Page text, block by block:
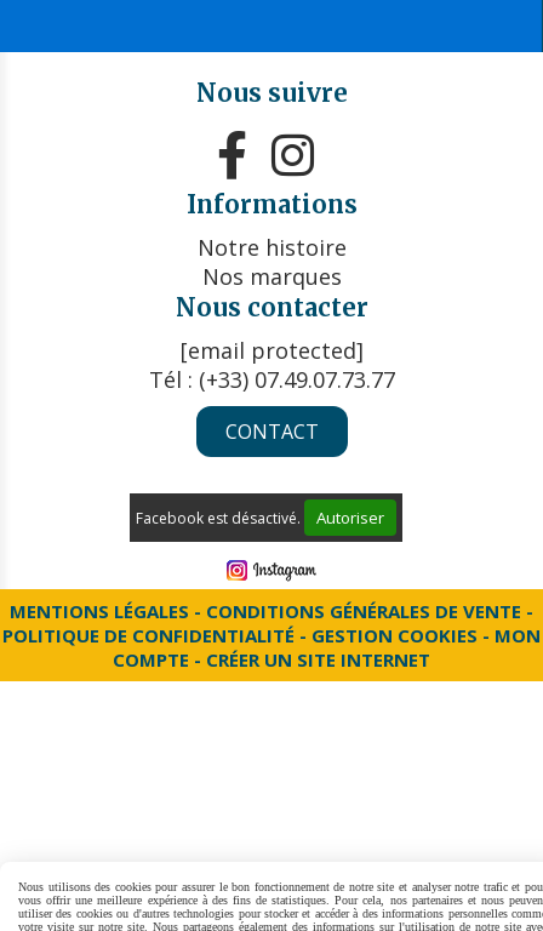
Nous suivre
 
Informations
Notre histoire
Nos marques
Nous contacter
[email protected]
Tél : (+33) 07.49.07.73.77
CONTACT
Facebook est désactivé. Autoriser
MENTIONS LÉGALES
CONDITIONS GÉNÉRALES DE VENTE
POLITIQUE DE CONFIDENTIALITÉ
GESTION COOKIES
MON
COMPTE
CRÉER UN SITE INTERNET
Nous utilisons des cookies pour assurer le bon fonctionnement de notre site et analyser notre trafic et
vous offrir une meilleure expérience à des fins de statistiques. Pour cela, nos partenaires et nous
utiliser des cookies ou d'autres technologies pour stocker et accéder à des informations personnelles
votre visite sur notre site. Nous partageons également des informations sur l'utilisation de notre site